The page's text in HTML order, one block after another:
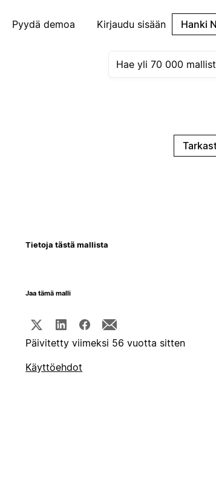
Pyydä demoa Kirjaudu sisään Hanki
Tietoja tästä mallista
Jaa tämä malli
Päivitetty viimeksi 56 vuotta sitten
Käyttöehdot